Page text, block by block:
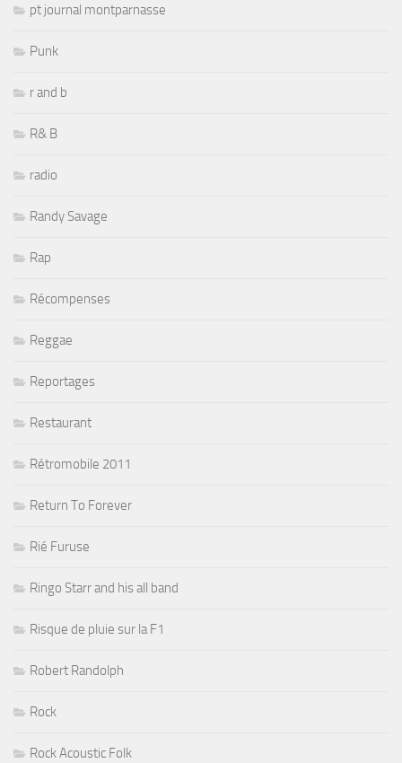
pt journal montparnasse
Punk
r and b
R& B
radio
Randy Savage
Rap
Récompenses
Reggae
Reportages
Restaurant
Rétromobile 2011
Return To Forever
Rié Furuse
Ringo Starr and his all band
Risque de pluie sur la F1
Robert Randolph
Rock
Rock Acoustic Folk